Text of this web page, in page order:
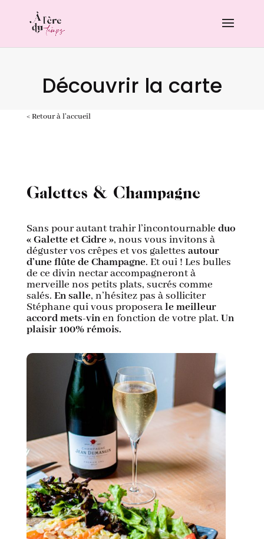
Découvrir la carte
< Retour à l’accueil
Galettes & Champagne
Sans pour autant trahir l’incontournable duo
« Galette et Cidre », nous vous invitons à
déguster vos crêpes et vos galettes autour
d’une flûte de Champagne. Et oui ! Les bulles
de ce divin nectar accompagneront à
merveille nos petits plats, sucrés comme
salés. En salle, n’hésitez pas à solliciter
Stéphane qui vous proposerale meilleur
accord mets-vinen fonction de votre plat. Un
plaisir 100% rémois.